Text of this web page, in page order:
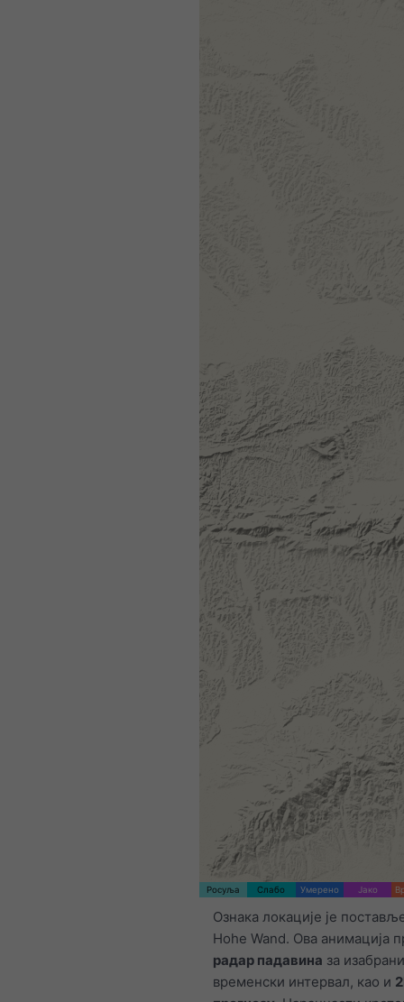
Росуља Слабо Умерено Јако
Ознака локације је
Hohe Wand. Ова анимација
радар падавина за изабрани
временски интервал, као и